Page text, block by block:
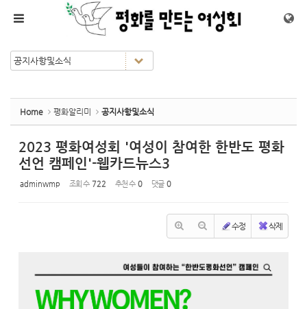
Home 평화알리미 공지사항및소식
2023 평화여성회 '여성이 참여한 한반도 평화
선언 캠페인'-웹카드뉴스3
adminwmp 조회 수 722 추천 수 0 댓글 0
수정 삭제